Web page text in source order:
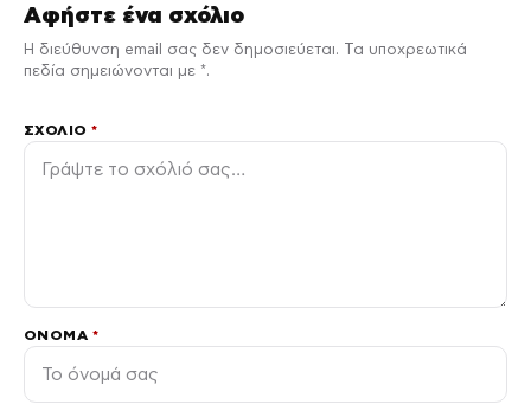
Αφήστε ένα σχόλιο
Η διεύθυνση email σας δεν δημοσιεύεται. Τα υποχρεωτικά
πεδία σημειώνονται με *.
ΣΧΌΛΙΟ*
ΌΝΟΜΑ *